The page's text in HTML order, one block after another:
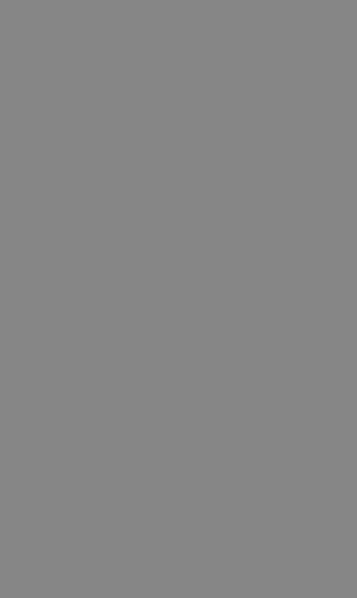
statistiske data ift.
information
websteder.
at hjælpe med at
på andre websteder.